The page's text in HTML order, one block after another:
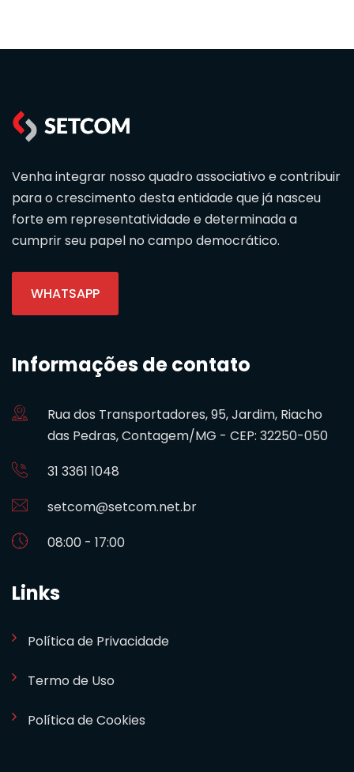
Venha integrar nosso quadro associativo e contribuir
para o crescimento desta entidade que já nasceu
forte em representatividade e determinada a
cumprir seu papel no campo democrático.
WHATSAPP
Informações de contato
Rua dos Transportadores, 95, Jardim, Riacho
das Pedras, Contagem/MG - CEP: 32250-050
31 3361 1048
setcom@setcom.net.br
08:00 - 17:00
Links
Política de Privacidade
Termo de Uso
Política de Cookies